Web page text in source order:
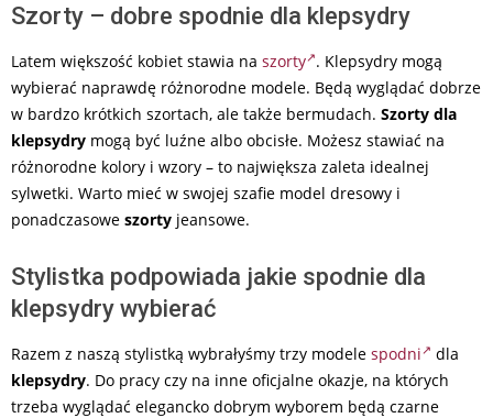
Szorty – dobre spodnie dla klepsydry
Latem większość kobiet stawia na szorty . Klepsydry mogą
wybierać naprawdę różnorodne modele. Będą wyglądać dobrze
w bardzo krótkich szortach, ale także bermudach. Szorty dla
klepsydry mogą być luźne albo obcisłe. Możesz stawiać na
różnorodne kolory i wzory – to największa zaleta idealnej
sylwetki. Warto mieć w swojej szafie model dresowy i
ponadczasowe szorty jeansowe.
Stylistka podpowiada jakie spodnie dla
klepsydry wybierać
Razem z naszą stylistką wybrałyśmy trzy modele spodni
dla
klepsydry. Do pracy czy na inne oficjalne okazje, na których
trzeba wyglądać elegancko dobrym wyborem będą czarne